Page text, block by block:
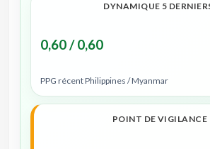
DYNAMIQUE 5
0,60 / 0,60
PPG récent Philippines / Myanmar
POINT DE VIGILANCE